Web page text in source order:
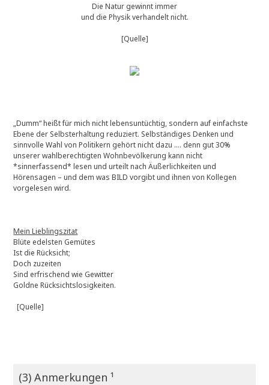
Die Natur gewinnt immer
und die Physik verhandelt nicht.
[Quelle]
„Dumm“ heißt für mich nicht lebensuntüchtig, sondern auf einfachste
Ebene der Selbsterhaltung reduziert. Selbständiges Denken und
sinnvolle Wahl von Politikern gehört nicht dazu …. denn gut 30%
unserer wahlberechtigten Wohnbevölkerung kann nicht
*sinnerfassend* lesen und urteilt nach Äußerlichkeiten und
Hörensagen – und dem was BILD vorgibt und ihnen von Kollegen
vorgelesen wird.
Mein Lieblingszitat
Blüte edelsten Gemütes
Ist die Rücksicht;
Doch zuzeiten
Sind erfrischend wie Gewitter
Goldne Rücksichtslosigkeiten.
[Quelle]
(3) Anmerkungen ¹